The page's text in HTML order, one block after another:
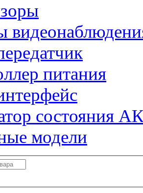
питания
состояния
модели